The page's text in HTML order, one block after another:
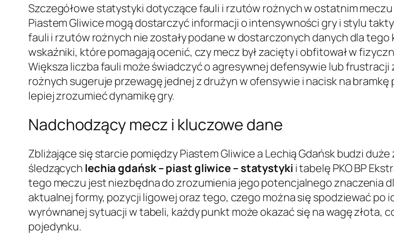
Szczegółowe statystyki dotyczące fauli i rzutów rożnych w ostatnim
Piastem Gliwice mogą dostarczyć informacji o intensywności gry i stylu
fauli i rzutów rożnych nie zostały podane w dostarczonych danych dla
wskaźniki, które pomagają ocenić, czy mecz był zacięty i obfitował w
Większa liczba fauli może świadczyć o agresywnej defensywie lub
rożnych sugeruje przewagę jednej z drużyn w ofensywie i nacisk na
lepiej zrozumieć dynamikę gry.
Nadchodzący mecz i kluczowe dane
Zbliżające się starcie pomiędzy Piastem Gliwice a Lechią Gdańsk budzi
śledzących lechia gdańsk – piast gliwice – statystyki i tabelę PKO BP
tego meczu jest niezbędna do zrozumienia jego potencjalnego znaczenia
aktualnej formy, pozycji ligowej oraz tego, czego można się spodziewać po
wyrównanej sytuacji w tabeli, każdy punkt może okazać się na wagę
pojedynku.